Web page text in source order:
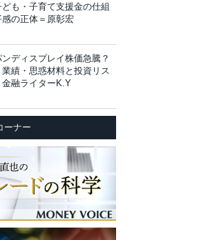
も・子育て支援金の仕組
の正体＝原彰宏
ディスプレイ株価急騰？
業績・思惑材料と投資リス
金融ライターK.Y
ーナー